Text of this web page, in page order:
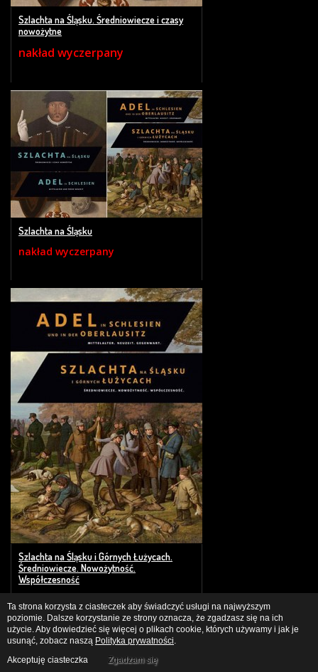
Szlachta na Śląsku. Średniowiecze i czasy
nowożytne
nakład wyczerpany
Szlachta na Śląsku
nakład wyczerpany
Szlachta na Śląsku i Górnych Łużycach.
Średniowiecze. Nowożytność.
Współczesność
cena - 112 zł
Ta strona korzysta z ciasteczek aby świadczyć usługi na najwyższym
poziomie. Dalsze korzystanie ze strony oznacza, że zgadzasz się na ich
użycie. Aby dowiedzieć się więcej o plikach cookie, których używamy i jak je
usunąć, zobacz naszą Polityka prywatności.
Akceptuję ciasteczka
Zgadzam się